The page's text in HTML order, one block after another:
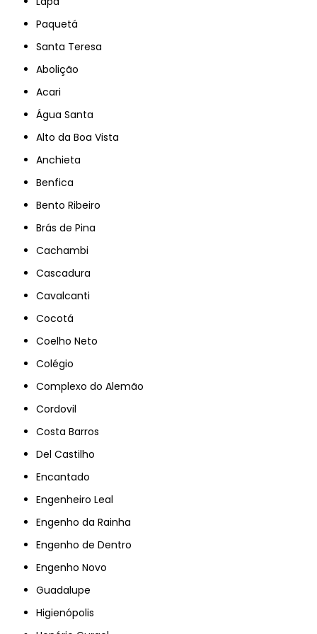
Paquetá
Santa Teresa
Abolição
Acari
Água Santa
Alto da Boa Vista
Anchieta
Benfica
Bento Ribeiro
Brás de Pina
Cachambi
Cascadura
Cavalcanti
Cocotá
Coelho Neto
Colégio
Complexo do Alemão
Cordovil
Costa Barros
Del Castilho
Encantado
Engenheiro Leal
Engenho da Rainha
Engenho de Dentro
Engenho Novo
Guadalupe
Higienópolis